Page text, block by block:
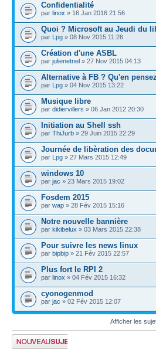
Confidentialité
par linox » 16 Jan 2016 21:56
Quoi ? Microsoft au Jeudi du
par Lpg » 08 Nov 2015 11:26
Création d'une ASBL
par julienetnel » 27 Nov 2015 04:13
Alternative à FB ? Qu'en
par Lpg » 04 Nov 2015 13:22
Musique libre
par didiervillers » 06 Jan 2012 20:30
Initiation au Shell ssh
par ThiJurb » 29 Juin 2015 22:29
Journée de libèration des
par Lpg » 27 Mars 2015 12:49
windows 10
par jac » 23 Mars 2015 19:02
Fosdem 2015
par wap » 28 Fév 2015 15:16
Notre nouvelle bannière
par kikibelux » 03 Mars 2015 22:38
Pour suivre les news linux
par bipbip » 21 Fév 2015 22:57
Plus fort le RPI 2
par linox » 04 Fév 2015 16:32
cyonogenmod
par jac » 02 Fév 2015 12:07
Afficher les
Publier un nouveau
sujet